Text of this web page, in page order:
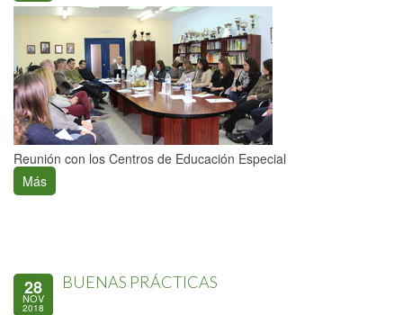
Reunión con los Centros de Educación Especial
Más
28
NOV
2018
BUENAS PRÁCTICAS